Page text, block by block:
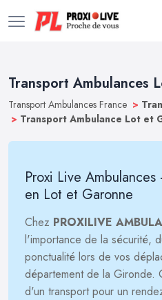
Transport Ambulances
Transport Ambulances France >
> Transport Ambulance Lot et
Proxi Live
en Lot et Garonne
Chez PROXILIVE
l'importance de la sécurité,
ponctualité lors de vos
département de la Gironde.
d'un transport pour un